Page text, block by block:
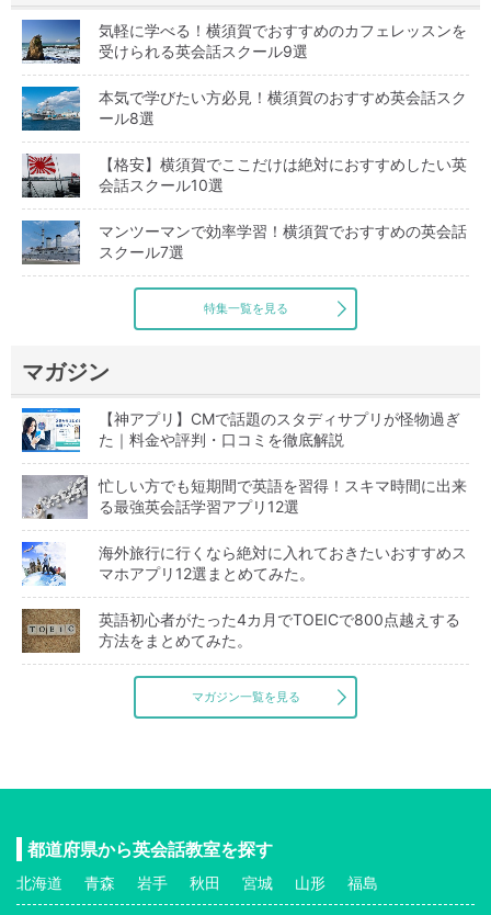
気軽に学べる！横須賀でおすすめのカフェレッスンを
受けられる英会話スクール9選
本気で学びたい方必見！横須賀のおすすめ英会話スク
ール8選
【格安】横須賀でここだけは絶対におすすめしたい英
会話スクール10選
マンツーマンで効率学習！横須賀でおすすめの英会話
スクール7選
特集一覧を見る
マガジン
【神アプリ】CMで話題のスタディサプリが怪物過ぎ
た｜料金や評判・口コミを徹底解説
忙しい方でも短期間で英語を習得！スキマ時間に出来
る最強英会話学習アプリ12選
海外旅行に行くなら絶対に入れておきたいおすすめス
マホアプリ12選まとめてみた。
英語初心者がたった4カ月でTOEICで800点越えする
方法をまとめてみた。
マガジン一覧を見る
都道府県から英会話教室を探す
北海道 青森 岩手 秋田 宮城 山形 福島